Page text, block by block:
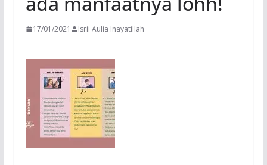
17/01/2021 Isrii Aulia Inayatillah